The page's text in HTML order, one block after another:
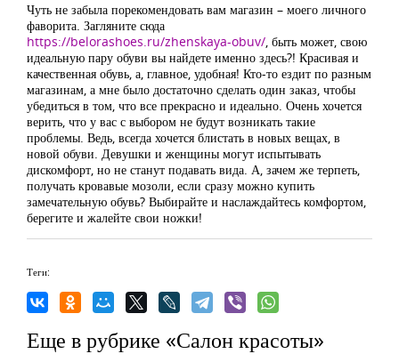
Чуть не забыла порекомендовать вам магазин – моего личного
фаворита. Загляните сюда
https://belorashoes.ru/zhenskaya-obuv/, быть может, свою
идеальную пару обуви вы найдете именно здесь?! Красивая и
качественная обувь, а, главное, удобная! Кто-то ездит по разным
магазинам, а мне было достаточно сделать один заказ, чтобы
убедиться в том, что все прекрасно и идеально. Очень хочется
верить, что у вас с выбором не будут возникать такие
проблемы. Ведь, всегда хочется блистать в новых вещах, в
новой обуви. Девушки и женщины могут испытывать
дискомфорт, но не станут подавать вида. А, зачем же терпеть,
получать кровавые мозоли, если сразу можно купить
замечательную обувь? Выбирайте и наслаждайтесь комфортом,
берегите и жалейте свои ножки!
Теги:
Еще в рубрике «Салон красоты»